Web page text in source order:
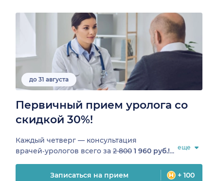
до 31 августа
Первичный прием уролога со
скидкой 30%!
Каждый четверг — консультация
врачей‑урологов всего за 2 800 1 960 руб.!... еще
Записаться на прием + 100